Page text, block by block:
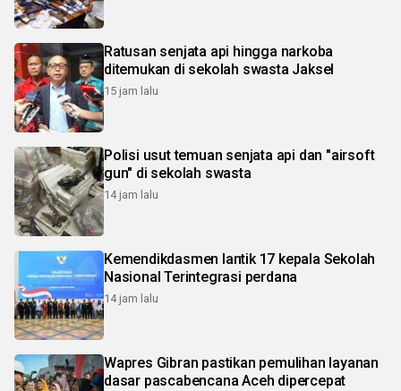
Ratusan senjata api hingga narkoba
ditemukan di sekolah swasta Jaksel
15 jam lalu
Polisi usut temuan senjata api dan "airsoft
gun" di sekolah swasta
14 jam lalu
Kemendikdasmen lantik 17 kepala Sekolah
Nasional Terintegrasi perdana
14 jam lalu
Wapres Gibran pastikan pemulihan layanan
dasar pascabencana Aceh dipercepat